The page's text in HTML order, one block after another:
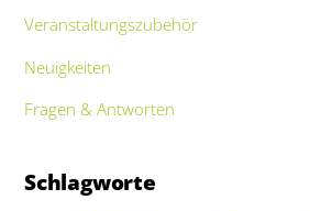
Veranstaltungszubehör
Neuigkeiten
Fragen & Antworten
Schlagworte